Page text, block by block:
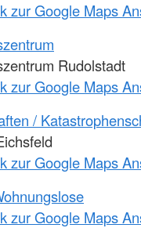
zur Google Maps
Rudolstadt
zur Google Maps
/
zur Google Maps
zur Google Maps